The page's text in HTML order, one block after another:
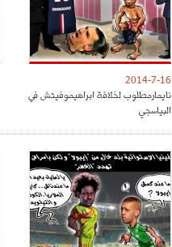
2014-7-16
نايمارمطلوب لخلافة ابراهيموفيتش في
البياسجي